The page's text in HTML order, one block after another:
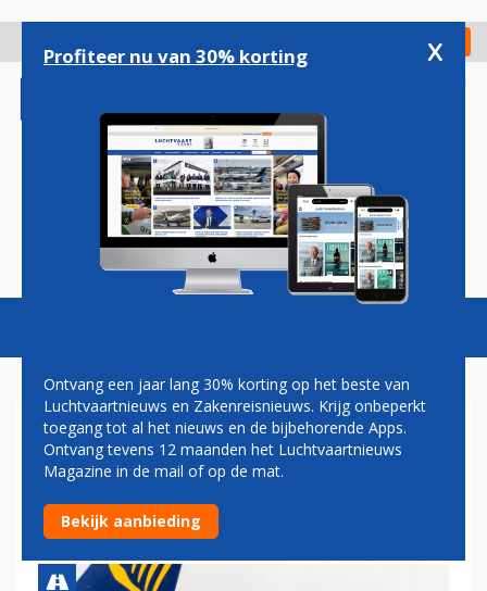
gaan
Check in
Magazine Podcasts Vacatures
AGRESSIEVE POOLSE
REIZIGER AANGEHOUDEN OP
EINDHOVEN AIRPORT
Profiteer nu van 30% korting x
Ontvang een jaar lang 30% korting op het beste van
Luchtvaartnieuws en Zakenreisnieuws. Krijg onbeperkt
toegang tot al het nieuws en de bijbehorende Apps.
Ontvang tevens 12 maanden het Luchtvaartnieuws
Magazine in de mail of op de mat.
Bekijk aanbieding